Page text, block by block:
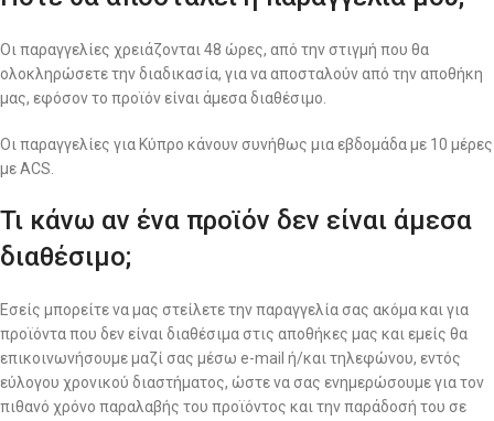
Οι παραγγελίες χρειάζονται 48 ώρες, από την στιγμή που θα
ολοκληρώσετε την διαδικασία, για να αποσταλούν από την αποθήκη
μας, εφόσον το προϊόν είναι άμεσα διαθέσιμο.
Οι παραγγελίες για Κύπρο κάνουν συνήθως μια εβδομάδα με 10 μέρες
με ACS.
Τι κάνω αν ένα προϊόν δεν είναι άμεσα
διαθέσιμο;
Εσείς μπορείτε να μας στείλετε την παραγγελία σας ακόμα και για
προϊόντα που δεν είναι διαθέσιμα στις αποθήκες μας και εμείς θα
επικοινωνήσουμε μαζί σας μέσω e-mail ή/και τηλεφώνου, εντός
εύλογου χρονικού διαστήματος, ώστε να σας ενημερώσουμε για τον
πιθανό χρόνο παραλαβής του προϊόντος και την παράδοσή του σε